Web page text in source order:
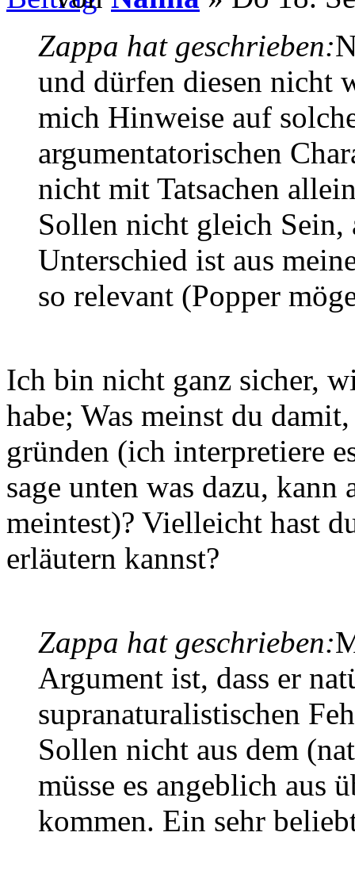
Zappa hat geschrieben:
und dürfen diesen nicht
mich Hinweise auf
argumentatorischen
nicht mit Tatsachen
Sollen nicht gleich Sein,
Unterschied ist aus
so relevant (Popper
Ich bin nicht ganz sicher,
habe; Was meinst du
gründen (ich interpretiere
sage unten was dazu, kann
meintest)? Vielleicht hast
erläutern kannst?
Zappa hat geschrieben:
Argument ist, dass er
supranaturalistischen
Sollen nicht aus dem
müsse es angeblich aus
kommen. Ein sehr